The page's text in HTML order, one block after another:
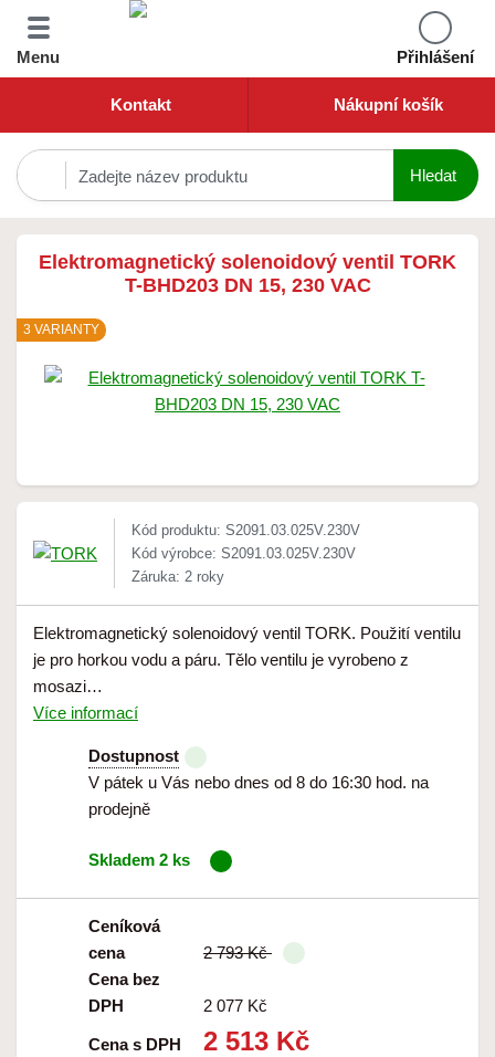
Menu Přihlášení
Kontakt Nákupní košík
Elektromagnetický solenoidový ventil TORK
T-BHD203 DN 15, 230 VAC
3 VARIANTY
Kód produktu: S2091.03.025V.230V
Kód výrobce: S2091.03.025V.230V
Záruka: 2 roky
Elektromagnetický solenoidový ventil TORK. Použití ventilu
je pro horkou vodu a páru. Tělo ventilu je vyrobeno z
mosazi…
Více informací
Dostupnost
V pátek u Vás nebo dnes od 8 do 16:30 hod. na
prodejně
Skladem 2 ks
Ceníková
cena
2 793 Kč
Cena bez
DPH
2 077 Kč
Cena s DPH 2 513 Kč